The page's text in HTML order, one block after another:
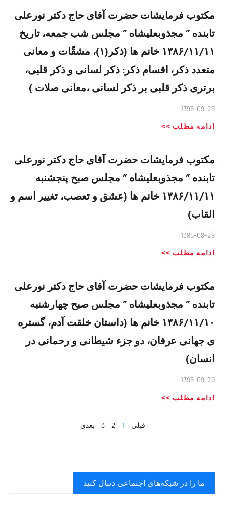
مکتوب فرمایشات حضرت آقای حاج دکتر نورعلی
تابنده ” مجذوبعلیشاه ” مجلس شب جمعه، تاریخ
۱۳۸۶/۱۱/۱۱ خانم ها (ذکر(۱)، مشقّات و معانی
متعدد ذکر، اقسام ذکر: ذکر لسانی و ذکر قلبی،
برتری ذکر قلبی بر ذکر لسانی ،معانی صلات )
1395-09-29
ادامه مطلب >>
مکتوب فرمایشات حضرت آقای حاج دکتر نورعلی
تابنده ” مجذوبعلیشاه ” مجلس صبح پنجشنبه
۱۳۸۶/۱۱/۱۱ خانم ها (عشق و تعصب، تغییر اسم و
القاب)
1395-09-29
ادامه مطلب >>
مکتوب فرمایشات حضرت آقای حاج دکتر نورعلی
تابنده ” مجذوبعلیشاه ” مجلس صبح چهارشنبه
۱۳۸۶/۱۱/۱۰ خانم ها (داستان خلقت آدم، گستره
ی جهانی عرفان، دو جزء شیطانی و رحمانی در
انسان)
1395-09-29
ادامه مطلب >>
قبلی 1
2
3 بعدی
ما را در شبکه‌های اجتماعی دنبال کنید